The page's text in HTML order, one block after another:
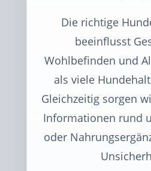
Die richtige
beeinflusst
Wohlbefinden und
als viele
Gleichzeitig sorgen
Informationen rund
oder